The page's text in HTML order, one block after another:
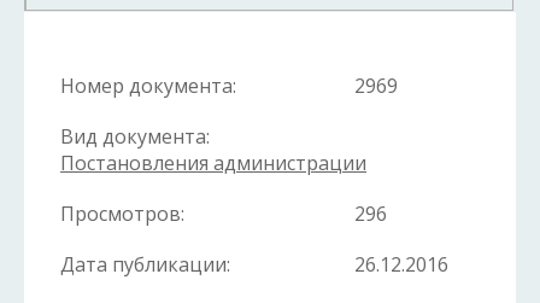
Номер документа:
2969
Вид документа:
Постановления администрации
Просмотров:
296
Дата публикации:
26.12.2016